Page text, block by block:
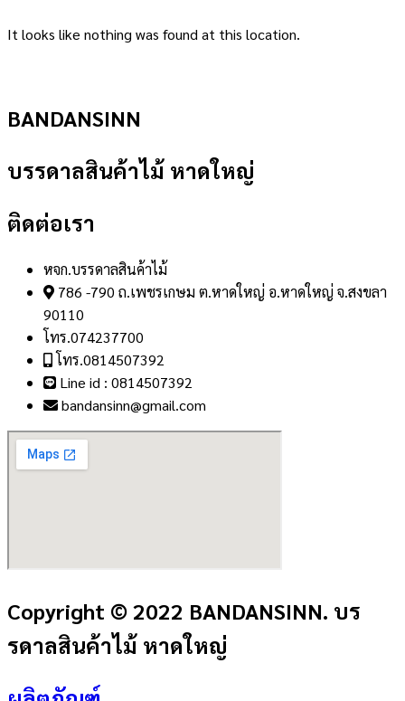
It looks like nothing was found at this location.
BANDANSINN
บรรดาลสินค้าไม้ หาดใหญ่
ติดต่อเรา
หจก.บรรดาลสินค้าไม้
786 -790 ถ.เพชรเกษม ต.หาดใหญ่ อ.หาดใหญ่ จ.สงขลา
90110
โทร.074237700
โทร.0814507392
Line id : 0814507392
bandansinn@gmail.com
Copyright © 2022 BANDANSINN. บร
รดาลสินค้าไม้ หาดใหญ่